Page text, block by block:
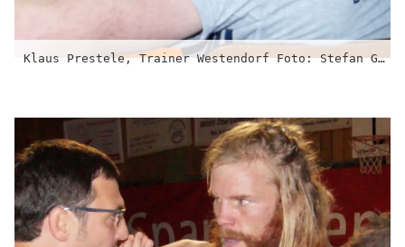
Klaus Prestele, Trainer Westendorf Foto: Stefan Günter/Ringsport – Magazin